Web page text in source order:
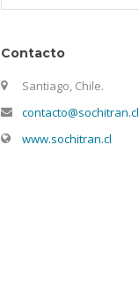
Contacto
Santiago, Chile.
contacto@sochitran.cl
www.sochitran.cl